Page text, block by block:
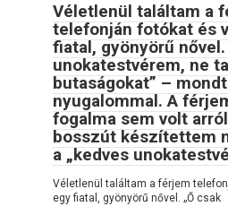
Véletlenül találtam a
telefonján fotókat és
fiatal, gyönyörű nővel.
unokatestvérem, ne
butaságokat” –
nyugalommal. A
fogalma sem volt
bosszút készítettem
a „kedves
Véletlenül találtam a férjem
egy fiatal, gyönyörű nővel. „Ő csak